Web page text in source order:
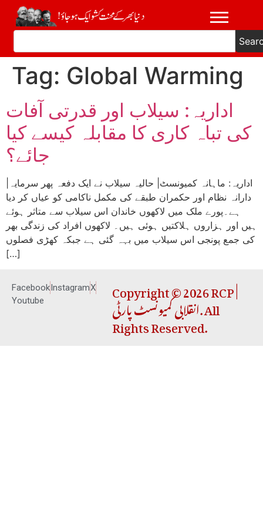
Tag: Global Warming
اداریہ: سیلاب اور قدرتی آفات
کی تباہ کاری کا مقابلہ کیسے کیا
جائے؟
دارانہ نظام اور حکمران طبقے کی مکمل ناکامی کو عیاں کر دیا
ہے۔پورے ملک میں لاکھوں خاندان اس سیلاب سے متاثر ہوئے
ہیں اور ہزاروں ہلاکتیں ہوئی ہیں۔ لاکھوں افراد کی زندگی بھر
کی جمع پونجی اس سیلاب میں بہہ گئی ہے جبکہ کھڑی فصلوں
[…]
FacebookInstagramX
Youtube
Copyright © 2026 RCP |
انقلابی کمیونسٹ پارٹی. All
Rights Reserved.